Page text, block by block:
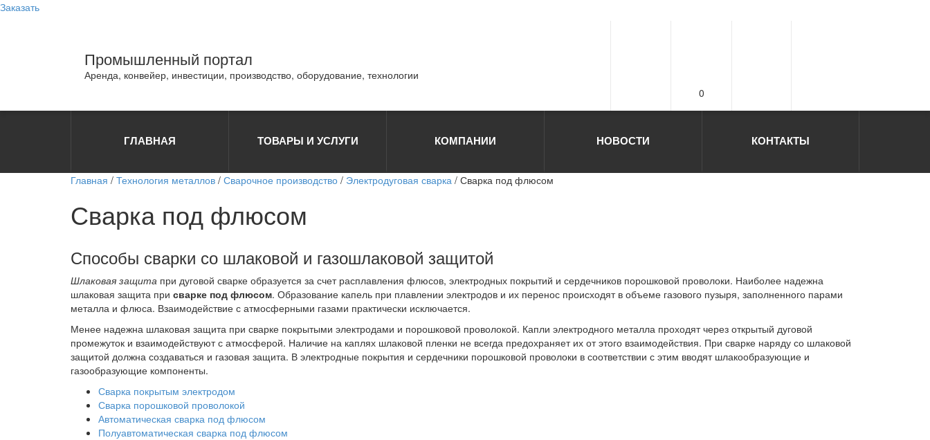
Заказать
Промышленный портал
Аренда, конвейер, инвестиции, производство, оборудование, технологии
0
ГЛАВНАЯ ТОВАРЫ И УСЛУГИ КОМПАНИИ НОВОСТИ КОНТАКТЫ
Главная / Технология металлов / Сварочное производство / Электродуговая сварка / Сварка под флюсом
Сварка под флюсом
Способы сварки со шлаковой и газошлаковой защитой
Шлаковая защита при дуговой сварке образуется за счет расплавления флюсов, электродных покрытий и сердечников порошковой проволоки. Наиболее надежна
шлаковая защита при сварке под флюсом. Образование капель при плавлении электродов и их перенос происходят в объеме газового пузыря, заполненного парами
металла и флюса. Взаимодействие с атмосферными газами практически исключается.
Менее надежна шлаковая защита при сварке покрытыми электродами и порошковой проволокой. Капли электродного металла проходят через открытый дуговой
промежуток и взаимодействуют с атмосферой. Наличие на каплях шлаковой пленки не всегда предохраняет их от этого взаимодействия. При сварке наряду со шлаковой
защитой должна создаваться и газовая защита. В электродные покрытия и сердечники порошковой проволоки в соответствии с этим вводят шлакообразующие и
газообразующие компоненты.
Сварка покрытым электродом
Сварка порошковой проволокой
Автоматическая сварка под флюсом
Полуавтоматическая сварка под флюсом